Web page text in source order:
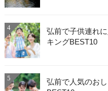
4
弘前で子供連れ
キングBEST10
5
弘前で人気のお